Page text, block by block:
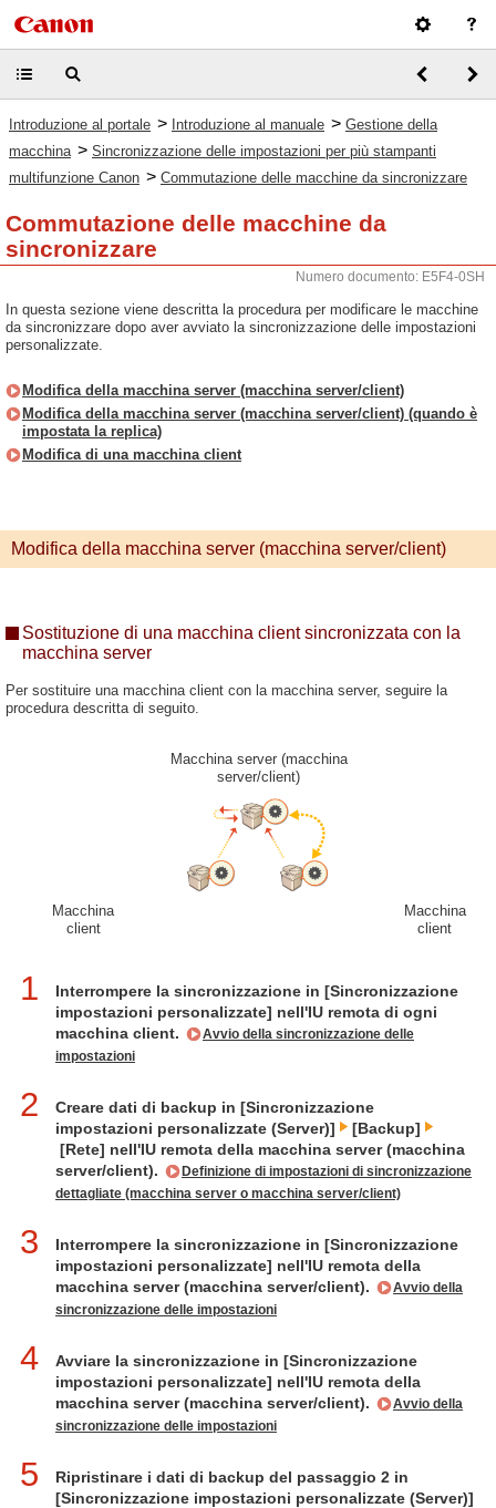
Introduzione al portale > Introduzione al manuale > Gestione della
macchina > Sincronizzazione delle impostazioni per più stampanti
multifunzione Canon > Commutazione delle macchine da sincronizzare
Commutazione delle macchine da
sincronizzare
Numero documento: E5F4-0SH
In questa sezione viene descritta la procedura per modificare le macchine
da sincronizzare dopo aver avviato la sincronizzazione delle impostazioni
personalizzate.
Modifica della macchina server (macchina server/client)
Modifica della macchina server (macchina server/client) (quando è
impostata la replica)
Modifica di una macchina client
Modifica della macchina server (macchina server/client)
Sostituzione di una macchina client sincronizzata con la
macchina server
Per sostituire una macchina client con la macchina server, seguire la
procedura descritta di seguito.
Macchina server (macchina
server/client)
Macchina
client
Macchina
client
1
Interrompere la sincronizzazione in [Sincronizzazione
impostazioni personalizzate] nell'IU remota di ogni
macchina client.
Avvio della sincronizzazione delle
impostazioni
2
Creare dati di backup in [Sincronizzazione
impostazioni personalizzate (Server)]
[Backup]
[Rete] nell'IU remota della macchina server (macchina
server/client).
Definizione di impostazioni di sincronizzazione
dettagliate (macchina server o macchina server/client)
3
Interrompere la sincronizzazione in [Sincronizzazione
impostazioni personalizzate] nell'IU remota della
macchina server (macchina server/client).
Avvio della
sincronizzazione delle impostazioni
4
Avviare la sincronizzazione in [Sincronizzazione
impostazioni personalizzate] nell'IU remota della
macchina server (macchina server/client).
Avvio della
sincronizzazione delle impostazioni
5
Ripristinare i dati di backup del passaggio 2 in
[Sincronizzazione impostazioni personalizzate (Server)]